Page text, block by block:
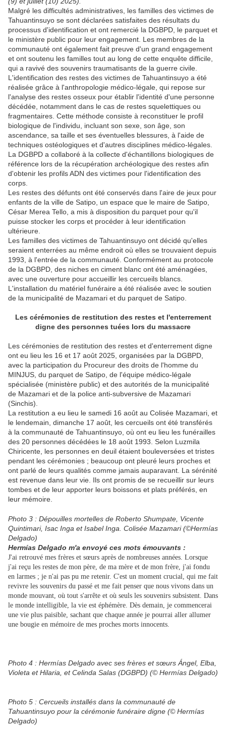
Malgré les difficultés administratives, les familles des victimes de
Tahuantinsuyo se sont déclarées satisfaites des résultats du
processus d'identification et ont remercié la DGBPD, le parquet et
le ministère public pour leur engagement. Les membres de la
communauté ont également fait preuve d'un grand engagement
et ont soutenu les familles tout au long de cette enquête difficile,
qui a ravivé des souvenirs traumatisants de la guerre civile.
L'identification des restes des victimes de Tahuantinsuyo a été
réalisée grâce à l'anthropologie médico-légale, qui repose sur
l'analyse des restes osseux pour établir l'identité d'une personne
décédée, notamment dans le cas de restes squelettiques ou
fragmentaires. Cette méthode consiste à reconstituer le profil
biologique de l'individu, incluant son sexe, son âge, son
ascendance, sa taille et ses éventuelles blessures, à l'aide de
techniques ostéologiques et d'autres disciplines médico-légales.
La DGBPD a collaboré à la collecte d'échantillons biologiques de
référence lors de la récupération archéologique des restes afin
d'obtenir les profils ADN des victimes pour l'identification des
corps.
Les restes des défunts ont été conservés dans l'aire de jeux pour
enfants de la ville de Satipo, un espace que le maire de Satipo,
César Merea Tello, a mis à disposition du parquet pour qu'il
puisse stocker les corps et procéder à leur identification
ultérieure.
Les familles des victimes de Tahuantinsuyo ont décidé qu'elles
seraient enterrées au même endroit où elles se trouvaient depuis
1993, à l'entrée de la communauté. Conformément au protocole
de la DGBPD, des niches en ciment blanc ont été aménagées,
avec une ouverture pour accueillir les cercueils blancs.
L'installation du matériel funéraire a été réalisée avec le soutien
de la municipalité de Mazamari et du parquet de Satipo.
Les cérémonies de restitution des restes et l'enterrement
digne des personnes tuées lors du massacre
Les cérémonies de restitution des restes et d'enterrement digne
ont eu lieu les 16 et 17 août 2025, organisées par la DGBPD,
avec la participation du Procureur des droits de l'homme du
MINJUS, du parquet de Satipo, de l'équipe médico-légale
spécialisée (ministère public) et des autorités de la municipalité
de Mazamari et de la police anti-subversive de Mazamari
(Sinchis).
La restitution a eu lieu le samedi 16 août au Colisée Mazamari, et
le lendemain, dimanche 17 août, les cercueils ont été transférés
à la communauté de Tahuantinsuyo, où ont eu lieu les funérailles
des 20 personnes décédées le 18 août 1993. Selon Luzmila
Chiricente, les personnes en deuil étaient bouleversées et tristes
pendant les cérémonies ; beaucoup ont pleuré leurs proches et
ont parlé de leurs qualités comme jamais auparavant. La sérénité
est revenue dans leur vie. Ils ont promis de se recueillir sur leurs
tombes et de leur apporter leurs boissons et plats préférés, en
leur mémoire.
Photo 3 : Dépouilles mortelles de Roberto Shumpate, Vicente
Quintimari, Isac Inga et Isabel Inga. Colisée Mazamari (©Hermías
Delgado)
Hermías Delgado m'a envoyé ces mots émouvants :
J'ai retrouvé mes frères et sœurs après de nombreuses années. Lorsque
j'ai reçu les restes de mon père, de ma mère et de mon frère, j'ai fondu
en larmes ; je n'ai pas pu me retenir. C'est un moment crucial, qui me fait
revivre les souvenirs du passé et me fait penser que nous vivons dans un
monde mouvant, où tout s'arrête et où seuls les souvenirs subsistent. Dans
le monde intelligible, la vie est éphémère. Dès demain, je commencerai
une vie plus paisible, sachant que chaque année je pourrai aller allumer
une bougie en mémoire de mes proches morts innocents.
Photo 4 : Hermías Delgado avec ses frères et sœurs Ángel, Elba,
Violeta et Hilaria, et Celinda Salas (DGBPD) (© Hermías Delgado)
Photo 5 : Cercueils installés dans la communauté de
Tahuantinsuyo pour la cérémonie funéraire digne (© Hermías
Delgado)